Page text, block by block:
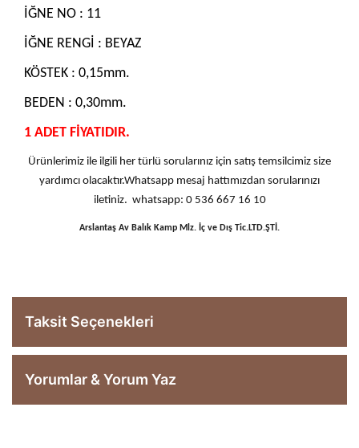
İĞNE NO : 11
İĞNE RENGİ : BEYAZ
KÖSTEK : 0,15mm.
BEDEN : 0,30mm.
1 ADET FİYATIDIR.
Ürünlerimiz ile ilgili her türlü sorularınız için satış temsilcimiz size
yardımcı olacaktır.Whatsapp mesaj hattımızdan sorularınızı
iletiniz. whatsapp: 0 536 667 16 10
Arslantaş Av Balık Kamp Mlz. İç ve Dış Tic.LTD.ŞTİ.
Taksit Seçenekleri
Yorumlar & Yorum Yaz